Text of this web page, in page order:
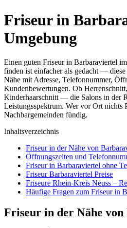
Friseur in
Umgebung
Einen guten Friseur in Barbaraviertel
finden ist einfacher als gedacht —
Nähe mit Adresse, Telefonnummer,
Kundenbewertungen. Ob
Kinderhaarschnitt — die Salons in der
Leistungsspektrum. Wer vor Ort nichts
Nachbargemeinden fündig.
Inhaltsverzeichnis
Friseur in der Nähe von
Öffnungszeiten und
Friseur in Barbaraviertel ohne
Friseur Barbaraviertel Preise
Friseure Rhein-Kreis Neuss –
Häufige Fragen zum Friseur in
Friseur in der Nähe